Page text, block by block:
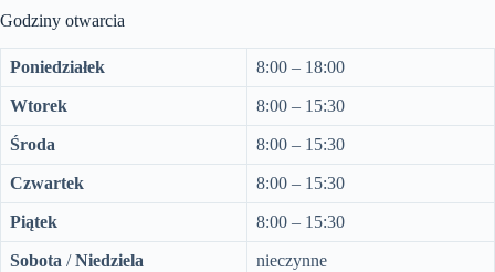
Godziny otwarcia
Poniedziałek 8:00 – 18:00
Wtorek 8:00 – 15:30
Środa 8:00 – 15:30
Czwartek 8:00 – 15:30
Piątek 8:00 – 15:30
Sobota /Niedziela
nieczynne